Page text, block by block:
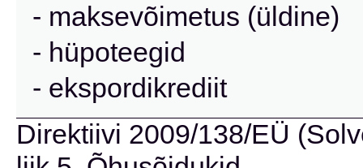
- maksevõimetus (üldine)
- hüpoteegid
- ekspordikrediit
Direktiivi 2009/138/EÜ